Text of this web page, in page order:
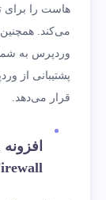
هاست را برای
می‌کند. همچنین
وردپرس به
پشتیبانی از
قرار می‌دهد.